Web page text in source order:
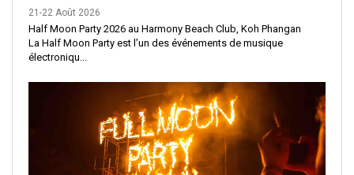
21-22 Août 2026
Half Moon Party 2026 au Harmony Beach Club, Koh Phangan
La Half Moon Party est l’un des événements de musique
électroniqu...